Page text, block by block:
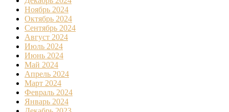
Ноябрь 2024
Октябрь 2024
Сентябрь 2024
Август 2024
Июль 2024
Июнь 2024
Май 2024
Апрель 2024
Март 2024
Февраль 2024
Январь 2024